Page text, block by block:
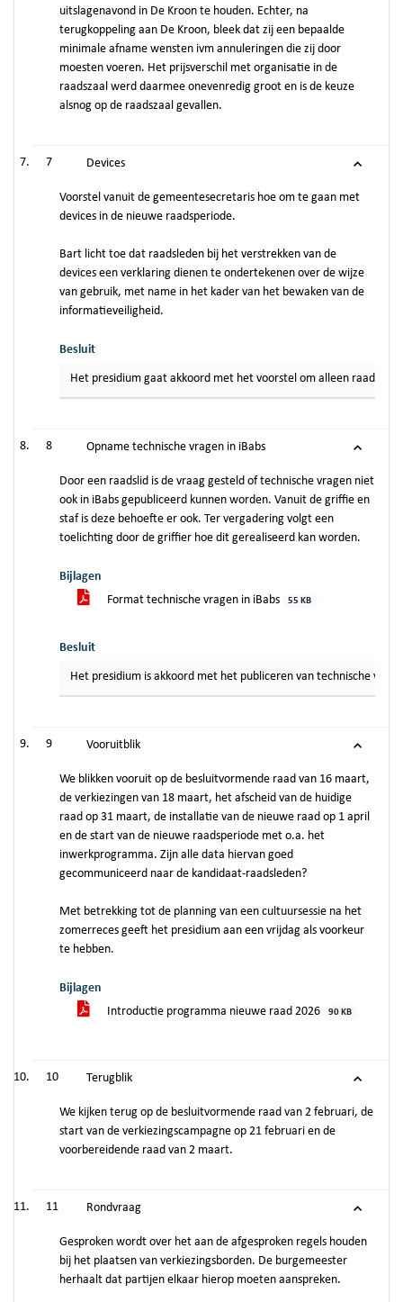
uitslagenavond in De Kroon te houden. Echter, na
terugkoppeling aan De Kroon, bleek dat zij een bepaalde
minimale afname wensten ivm annuleringen die zij door
moesten voeren. Het prijsverschil met organisatie in de
raadszaal werd daarmee onevenredig groot en is de keuze
alsnog op de raadszaal gevallen.
7 Devices
Voorstel vanuit de gemeentesecretaris hoe om te gaan met
devices in de nieuwe raadsperiode.
Bart licht toe dat raadsleden bij het verstrekken van de
devices een verklaring dienen te ondertekenen over de wijze
van gebruik, met name in het kader van het bewaken van de
informatieveiligheid.
Besluit
Het presidium gaat akkoord met het voorstel om alleen
8 Opname technische vragen in iBabs
Door een raadslid is de vraag gesteld of technische vragen niet
ook in iBabs gepubliceerd kunnen worden. Vanuit de griffie en
staf is deze behoefte er ook. Ter vergadering volgt een
toelichting door de griffier hoe dit gerealiseerd kan worden.
Bijlagen
Format technische vragen in iBabs
55 KB
Besluit
Het presidium is akkoord met het publiceren van technische
9 Vooruitblik
We blikken vooruit op de besluitvormende raad van 16 maart,
de verkiezingen van 18 maart, het afscheid van de huidige
raad op 31 maart, de installatie van de nieuwe raad op 1 april
en de start van de nieuwe raadsperiode met o.a. het
inwerkprogramma. Zijn alle data hiervan goed
gecommuniceerd naar de kandidaat-raadsleden?
Met betrekking tot de planning van een cultuursessie na het
zomerreces geeft het presidium aan een vrijdag als voorkeur
te hebben.
Bijlagen
Introductie programma nieuwe raad 2026
90 KB
10 Terugblik
We kijken terug op de besluitvormende raad van 2 februari, de
start van de verkiezingscampagne op 21 februari en de
voorbereidende raad van 2 maart.
11 Rondvraag
Gesproken wordt over het aan de afgesproken regels houden
bij het plaatsen van verkiezingsborden. De burgemeester
herhaalt dat partijen elkaar hierop moeten aanspreken.